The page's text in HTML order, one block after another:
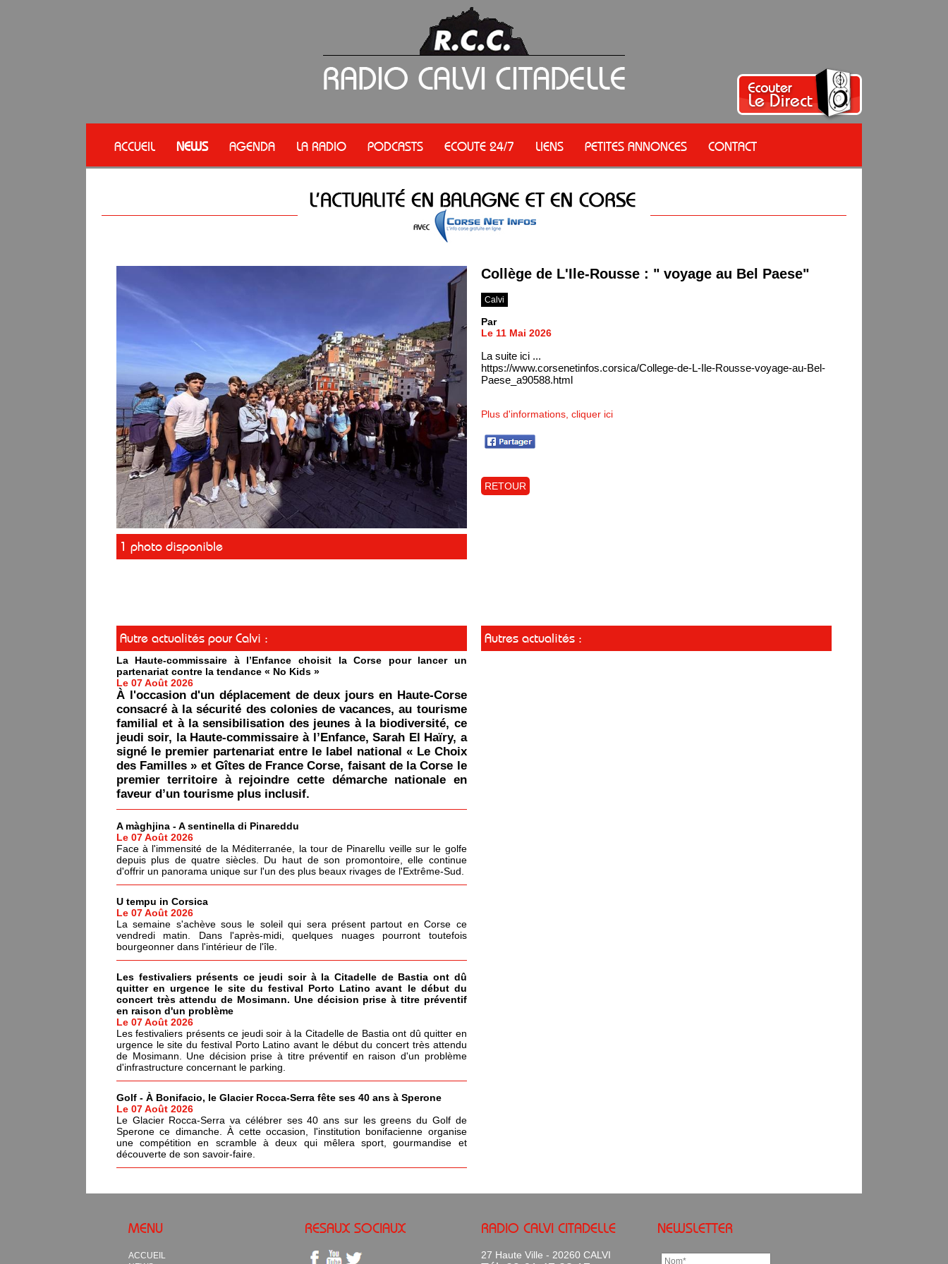
ACCUEIL NEWS AGENDA LA RADIO PODCASTS ECOUTE 24/7 LIENS PETITES ANNONCES CONTACT
1 photo disponible
Collège de L'Ile-Rousse : " voyage au Bel Paese"
Calvi
Par
Le 11 Mai 2026
La suite ici ...
https://www.corsenetinfos.corsica/College-de-L-Ile-Rousse-voyage-au-Bel-
Paese_a90588.html
Plus d'informations, cliquer ici
RETOUR
Autre actualités pour Calvi :
La Haute-commissaire à l’Enfance choisit la Corse pour lancer un
partenariat contre la tendance « No Kids »
Le 07 Août 2026
À l'occasion d'un déplacement de deux jours en Haute-Corse
consacré à la sécurité des colonies de vacances, au tourisme
familial et à la sensibilisation des jeunes à la biodiversité, ce
jeudi soir, la Haute-commissaire à l’Enfance, Sarah El Haïry, a
signé le premier partenariat entre le label national « Le Choix
des Familles » et Gîtes de France Corse, faisant de la Corse le
premier territoire à rejoindre cette démarche nationale en
faveur d’un tourisme plus inclusif.
A màghjina - A sentinella di Pinareddu
Le 07 Août 2026
Face à l'immensité de la Méditerranée, la tour de Pinarellu veille sur le golfe
depuis plus de quatre siècles. Du haut de son promontoire, elle continue
d'offrir un panorama unique sur l'un des plus beaux rivages de l'Extrême-Sud.
U tempu in Corsica
Le 07 Août 2026
La semaine s'achève sous le soleil qui sera présent partout en Corse ce
vendredi matin. Dans l'après-midi, quelques nuages pourront toutefois
bourgeonner dans l'intérieur de l'île.
Les festivaliers présents ce jeudi soir à la Citadelle de Bastia ont dû
quitter en urgence le site du festival Porto Latino avant le début du
concert très attendu de Mosimann. Une décision prise à titre préventif
en raison d'un problème
Le 07 Août 2026
Les festivaliers présents ce jeudi soir à la Citadelle de Bastia ont dû quitter en
urgence le site du festival Porto Latino avant le début du concert très attendu
de Mosimann. Une décision prise à titre préventif en raison d'un problème
d'infrastructure concernant le parking.
Golf - À Bonifacio, le Glacier Rocca-Serra fête ses 40 ans à Sperone
Le 07 Août 2026
Le Glacier Rocca-Serra va célébrer ses 40 ans sur les greens du Golf de
Sperone ce dimanche. À cette occasion, l'institution bonifacienne organise
une compétition en scramble à deux qui mêlera sport, gourmandise et
découverte de son savoir-faire.
Autres actualités :
MENU
ACCUEIL
RESAUX SOCIAUX RADIO CALVI CITADELLE
27 Haute Ville - 20260 CALVI
NEWSLETTER